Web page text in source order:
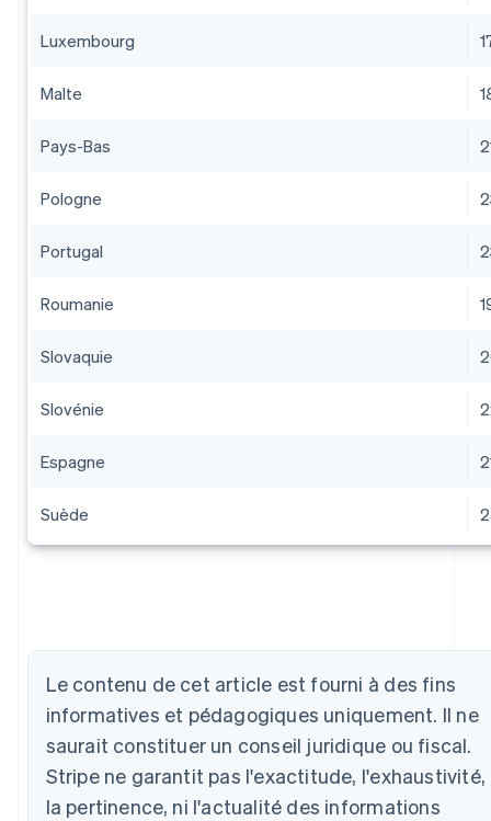
Luxembourg
Malte
Pays-Bas
Pologne
Portugal
Roumanie
Slovaquie
Slovénie
Espagne
Suède
Le contenu de cet article est fourni à des fins
informatives et pédagogiques uniquement. Il ne
saurait constituer un conseil juridique ou fiscal.
Stripe ne garantit pas l'exactitude, l'exhaustivité,
la pertinence, ni l'actualité des informations
Deutsch English
Australie
Autriche
DeutschEnglish